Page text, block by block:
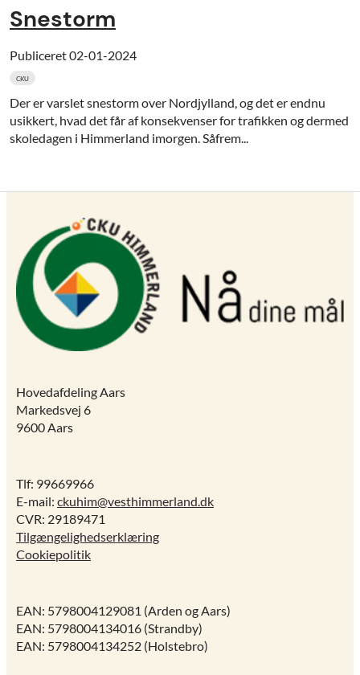
Snestorm
Publiceret02-01-2024
CKU
Der er varslet snestorm over Nordjylland, og det er endnu
usikkert, hvad det får af konsekvenser for trafikken og dermed
skoledagen i Himmerland imorgen. Såfrem...
Hovedafdeling Aars
Markedsvej 6
9600 Aars
Tlf: 99669966
E-mail: ckuhim@vesthimmerland.dk
CVR: 29189471
Tilgængelighedserklæring
Cookiepolitik
EAN: 5798004129081 (Arden og Aars)
EAN: 5798004134016 (Strandby)
EAN: 5798004134252 (Holstebro)